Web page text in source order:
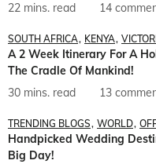
22 mins. read
14
SOUTH AFRICA KENYA
A 2 Week Itinerary For A
The Cradle Of Mankind!
30 mins. read
13
TRENDING BLOGS WORLD
Handpicked Wedding
Big Day!